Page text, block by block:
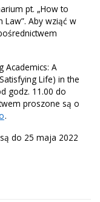
pt. „How to
Law”. Aby wziąć w
Academics: A
Life) in the
godz. 11.00 do
proszone są o
.
do 25 maja 2022